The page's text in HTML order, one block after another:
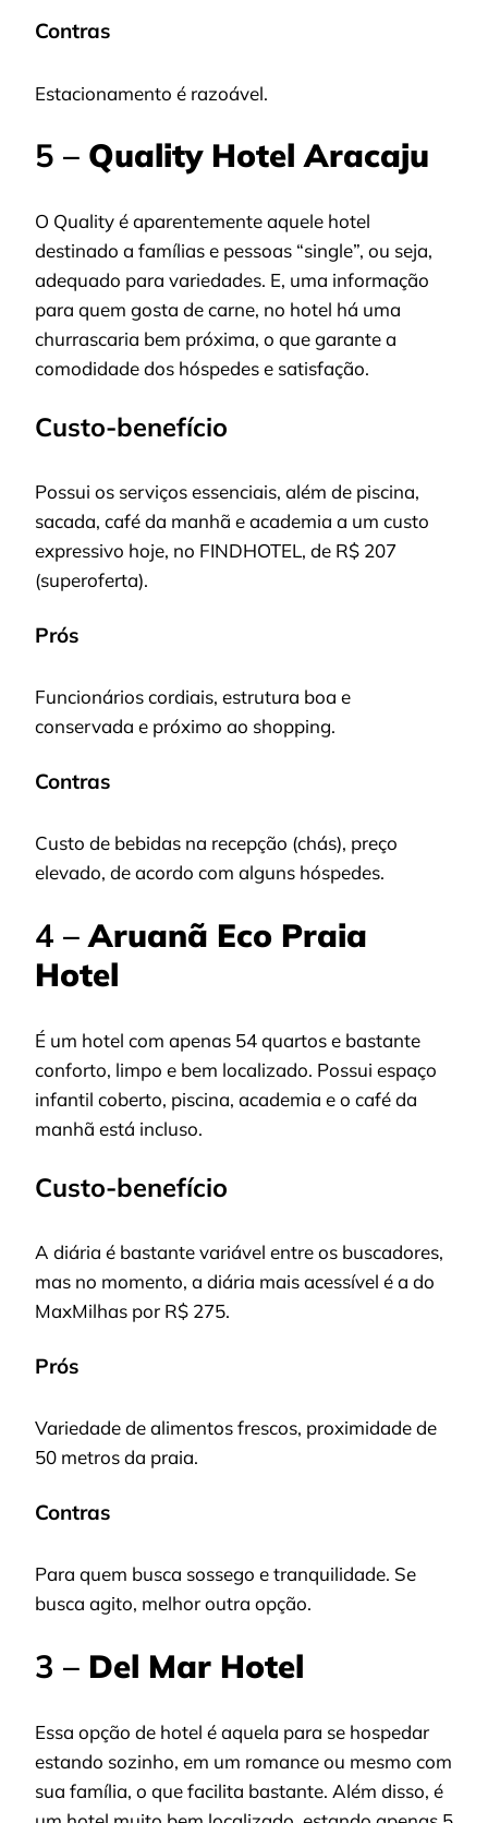
Contras
Estacionamento é razoável.
5 – Quality Hotel Aracaju
O Quality é aparentemente aquele hotel
destinado a famílias e pessoas “single”, ou seja,
adequado para variedades. E, uma informação
para quem gosta de carne, no hotel há uma
churrascaria bem próxima, o que garante a
comodidade dos hóspedes e satisfação.
Custo-benefício
Possui os serviços essenciais, além de piscina,
sacada, café da manhã e academia a um custo
expressivo hoje, no FINDHOTEL, de R$ 207
(superoferta).
Prós
Funcionários cordiais, estrutura boa e
conservada e próximo ao shopping.
Contras
Custo de bebidas na recepção (chás), preço
elevado, de acordo com alguns hóspedes.
4 – Aruanã Eco Praia
Hotel
É um hotel com apenas 54 quartos e bastante
conforto, limpo e bem localizado. Possui espaço
infantil coberto, piscina, academia e o café da
manhã está incluso.
Custo-benefício
A diária é bastante variável entre os buscadores,
mas no momento, a diária mais acessível é a do
MaxMilhas por R$ 275.
Prós
Variedade de alimentos frescos, proximidade de
50 metros da praia.
Contras
Para quem busca sossego e tranquilidade. Se
busca agito, melhor outra opção.
3 – Del Mar Hotel
Essa opção de hotel é aquela para se hospedar
estando sozinho, em um romance ou mesmo com
sua família, o que facilita bastante. Além disso, é